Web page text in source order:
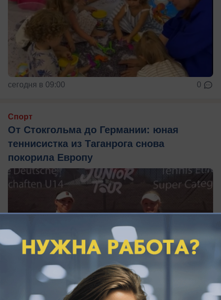
сегодня в 09:00 0
Спорт
От Стокгольма до Германии: юная
теннисистка из Таганрога снова
покорила Европу